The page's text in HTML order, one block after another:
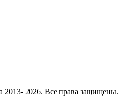
2013- 2026. Все права защищены.